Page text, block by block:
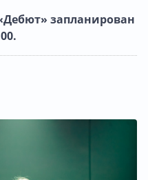
запланирован